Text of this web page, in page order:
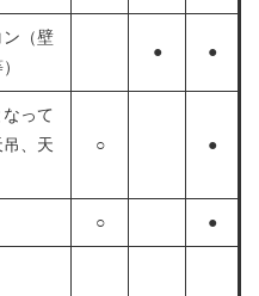
ン（壁
● ●
って
、天
○ ●
○ ●